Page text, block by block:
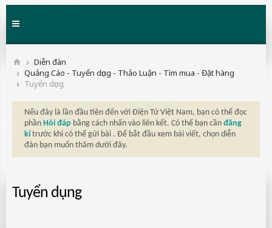
Diễn đàn
Quảng Cáo - Tuyển dụng - Thảo Luận - Tìm mua - Đặt hàng
Tuyển dụng
Nếu đây là lần đầu tiên đến với Điện Tử Việt Nam, bạn có thể đọc
phần Hỏi đáp bằng cách nhấn vào liên kết. Có thể bạn cần đăng
kí trước khi có thể gửi bài . Để bắt đầu xem bài viết, chọn diễn
đàn bạn muốn thăm dưới đây.
Tuyển dụng